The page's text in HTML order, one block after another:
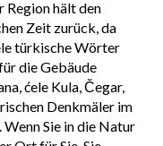
Region hält den
Zeit zurück, da
türkische Wörter
die Gebäude
ćele Kula, Čegar,
Denkmäler im
Wenn Sie in die Natur